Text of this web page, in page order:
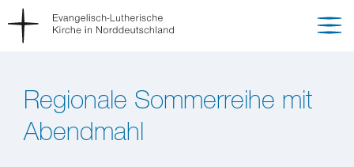
Regionale Sommerreihe mit
Abendmahl